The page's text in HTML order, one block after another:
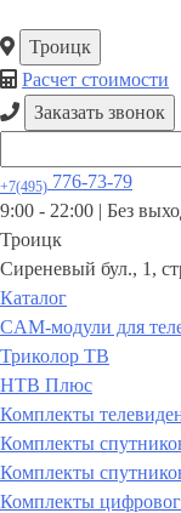
Троицк
Расчет стоимости
Заказать звонок
+7(495) 776-73-79
9:00 - 22:00 | Без
Троицк
Сиреневый бул., 1,
Каталог
CAM-модули для
Триколор ТВ
НТВ Плюс
Комплекты
Комплекты
Комплекты
Комплекты